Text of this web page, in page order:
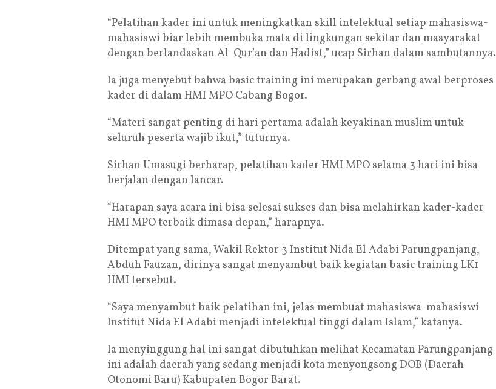
“Pelatihan kader ini untuk meningkatkan skill intelektual setiap mahasiswa-
mahasiswi biar lebih membuka mata di lingkungan sekitar dan masyarakat
dengan berlandaskan Al-Qur’an dan Hadist,” ucap Sirhan dalam sambutannya.
Ia juga menyebut bahwa basic training ini merupakan gerbang awal berproses
kader di dalam HMI MPO Cabang Bogor.
“Materi sangat penting di hari pertama adalah keyakinan muslim untuk
seluruh peserta wajib ikut,” tuturnya.
Sirhan Umasugi berharap, pelatihan kader HMI MPO selama 3 hari ini bisa
berjalan dengan lancar.
“Harapan saya acara ini bisa selesai sukses dan bisa melahirkan kader-kader
HMI MPO terbaik dimasa depan,” harapnya.
Ditempat yang sama, Wakil Rektor 3 Institut Nida El Adabi Parungpanjang,
Abduh Fauzan, dirinya sangat menyambut baik kegiatan basic training LK1
HMI tersebut.
“Saya menyambut baik pelatihan ini, jelas membuat mahasiswa-mahasiswi
Institut Nida El Adabi menjadi intelektual tinggi dalam Islam,” katanya.
Ia menyinggung hal ini sangat dibutuhkan melihat Kecamatan Parungpanjang
ini adalah daerah yang sedang menjadi kota menyongsong DOB (Daerah
Otonomi Baru) Kabupaten Bogor Barat.